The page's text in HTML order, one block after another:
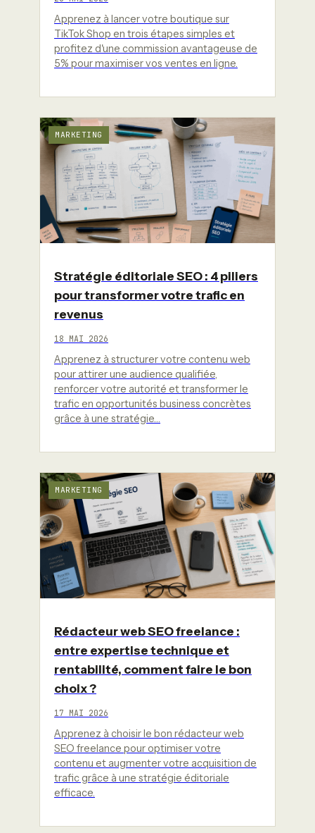
Apprenez à lancer votre boutique sur
TikTok Shop en trois étapes simples et
profitez d'une commission avantageuse de
5% pour maximiser vos ventes en ligne.
MARKETING
Stratégie éditoriale SEO : 4 piliers
pour transformer votre trafic en
revenus
18 MAI 2026
Apprenez à structurer votre contenu web
pour attirer une audience qualifiée,
renforcer votre autorité et transformer le
trafic en opportunités business concrètes
grâce à une stratégie…
MARKETING
Rédacteur web SEO freelance :
entre expertise technique et
rentabilité, comment faire le bon
choix ?
17 MAI 2026
Apprenez à choisir le bon rédacteur web
SEO freelance pour optimiser votre
contenu et augmenter votre acquisition de
trafic grâce à une stratégie éditoriale
efficace.